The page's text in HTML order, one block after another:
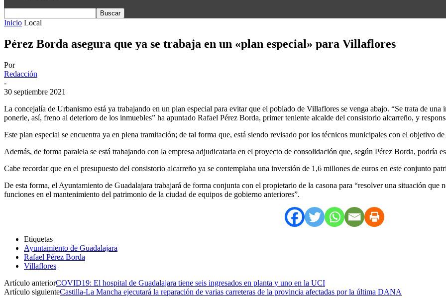
Inicio Local
Pérez Borda asegura que ya se trabaja en un «plan especial» para Villaflores
Por
Redacción
-
30 septiembre 2021
La concejalía de Urbanismo está ya trabajando en un plan especial para evitar que el poblado de Villaflores se venga abajo. “Se trata de
ponerle, así, freno al deterioro de los inmuebles” ha apuntado Rafael Pérez Borda, primer teniente alcalde del consistorio alcarreño, y
Este plan especial se encuentra ya en plena tramitación; de tal forma que, está siendo revisado por los técnicos municipales con el objetivo
Además, de forma paralela se está trabajando con la empresa adjudicataria en el proyecto de consolidación que, según Pérez Borda, podría
Cabe recordar que en el presupuesto del consistorio alcarreño ya se contemplaba una inversión de 1,6 millones de euros en este conjunto
De esta forma, el Ayuntamiento de Guadalajara trabajará de forma conjunta con el propietario de la casona para “resolver una situación que
funciones en el mantenimiento del patrimonio de la ciudad de equipos de gobierno anteriores”.
Etiquetas
Ayuntamiento de Guadalajara
Rafael Pérez Borda
Villaflores
Artículo anteriorCOVID19: El hospital de Guadalajara tiene seis ingresados en planta y uno en la UCI
Artículo siguienteCastilla-La Mancha ejecutará la reparación de varias carreteras de la provincia afectadas por la última DANA